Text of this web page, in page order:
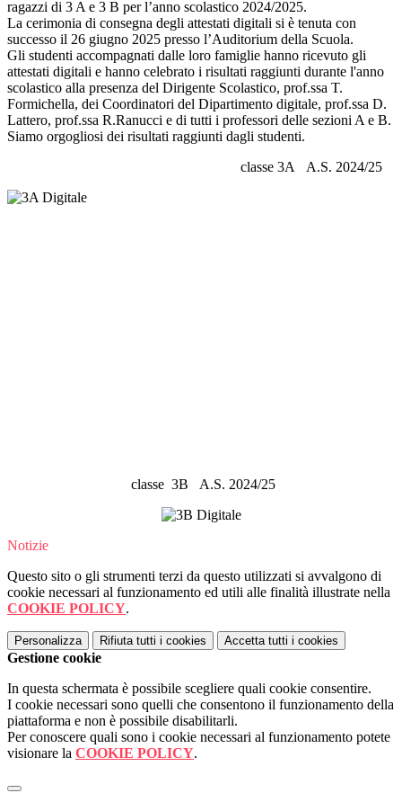
ragazzi di 3 A e 3 B per l’anno scolastico 2024/2025.
La cerimonia di consegna degli attestati digitali si è tenuta con
successo il 26 giugno 2025 presso l’Auditorium della Scuola.
Gli studenti accompagnati dalle loro famiglie hanno ricevuto gli
attestati digitali e hanno celebrato i risultati raggiunti durante l'anno
scolastico alla presenza del Dirigente Scolastico, prof.ssa T.
Formichella, dei Coordinatori del Dipartimento digitale, prof.ssa D.
Lattero, prof.ssa R.Ranucci e di tutti i professori delle sezioni A e B.
Siamo orgogliosi dei risultati raggiunti dagli studenti.
classe 3A A.S. 2024/25
classe 3B A.S. 2024/25
Notizie
Questo sito o gli strumenti terzi da questo utilizzati si avvalgono di
cookie necessari al funzionamento ed utili alle finalità illustrate nella
COOKIE POLICY.
Personalizza Rifiuta tutti i cookies Accetta tutti i cookies
Gestione cookie
In questa schermata è possibile scegliere quali cookie consentire.
I cookie necessari sono quelli che consentono il funzionamento della
piattaforma e non è possibile disabilitarli.
Per conoscere quali sono i cookie necessari al funzionamento potete
visionare la COOKIE POLICY.